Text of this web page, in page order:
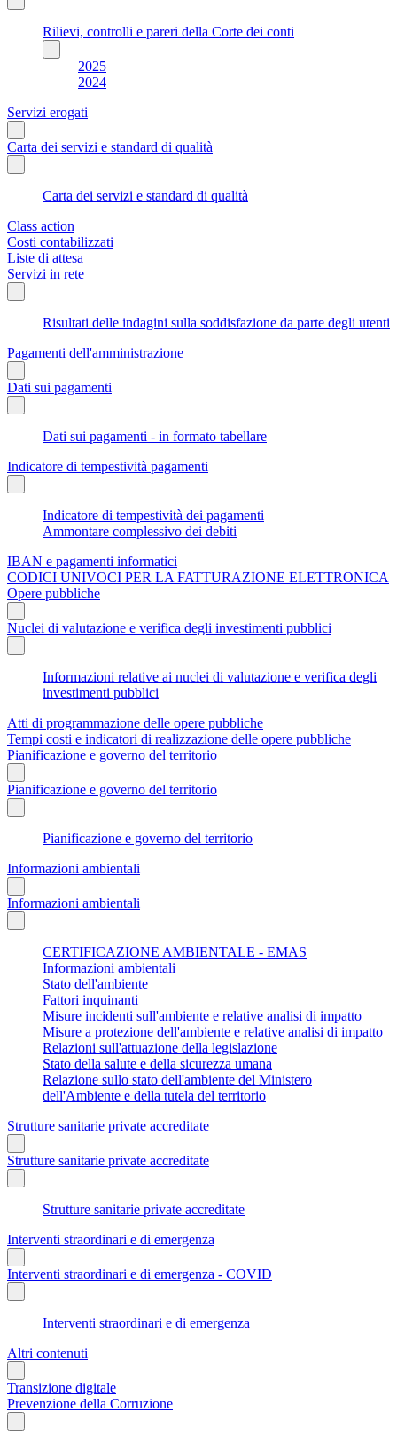
Rilievi, controlli e pareri della Corte dei conti
2025
2024
Servizi erogati
Carta dei servizi e standard di qualità
Carta dei servizi e standard di qualità
Class action
Costi contabilizzati
Liste di attesa
Servizi in rete
Risultati delle indagini sulla soddisfazione da parte degli utenti
Pagamenti dell'amministrazione
Dati sui pagamenti
Dati sui pagamenti - in formato tabellare
Indicatore di tempestività pagamenti
Indicatore di tempestività dei pagamenti
Ammontare complessivo dei debiti
IBAN e pagamenti informatici
CODICI UNIVOCI PER LA FATTURAZIONE ELETTRONICA
Opere pubbliche
Nuclei di valutazione e verifica degli investimenti pubblici
Informazioni relative ai nuclei di valutazione e verifica degli
investimenti pubblici
Atti di programmazione delle opere pubbliche
Tempi costi e indicatori di realizzazione delle opere pubbliche
Pianificazione e governo del territorio
Pianificazione e governo del territorio
Pianificazione e governo del territorio
Informazioni ambientali
Informazioni ambientali
CERTIFICAZIONE AMBIENTALE - EMAS
Informazioni ambientali
Stato dell'ambiente
Fattori inquinanti
Misure incidenti sull'ambiente e relative analisi di impatto
Misure a protezione dell'ambiente e relative analisi di impatto
Relazioni sull'attuazione della legislazione
Stato della salute e della sicurezza umana
Relazione sullo stato dell'ambiente del Ministero
dell'Ambiente e della tutela del territorio
Strutture sanitarie private accreditate
Strutture sanitarie private accreditate
Strutture sanitarie private accreditate
Interventi straordinari e di emergenza
Interventi straordinari e di emergenza - COVID
Interventi straordinari e di emergenza
Altri contenuti
Transizione digitale
Prevenzione della Corruzione